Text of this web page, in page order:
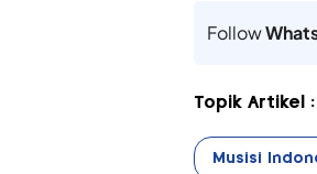
Follow
Topik Artikel :
Musisi